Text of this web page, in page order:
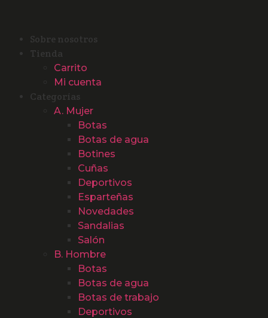
Sobre nosotros
Tienda
Carrito
Mi cuenta
Categorías
A. Mujer
Botas
Botas de agua
Botines
Cuñas
Deportivos
Esparteñas
Novedades
Sandalias
Salón
B. Hombre
Botas
Botas de agua
Botas de trabajo
Deportivos